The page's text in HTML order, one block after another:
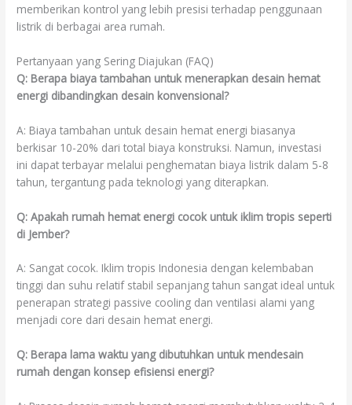
memberikan kontrol yang lebih presisi terhadap penggunaan
listrik di berbagai area rumah.
Pertanyaan yang Sering Diajukan (FAQ)
Q: Berapa biaya tambahan untuk menerapkan desain hemat
energi dibandingkan desain konvensional?
A: Biaya tambahan untuk desain hemat energi biasanya
berkisar 10-20% dari total biaya konstruksi. Namun, investasi
ini dapat terbayar melalui penghematan biaya listrik dalam 5-8
tahun, tergantung pada teknologi yang diterapkan.
Q: Apakah rumah hemat energi cocok untuk iklim tropis seperti
di Jember?
A: Sangat cocok. Iklim tropis Indonesia dengan kelembaban
tinggi dan suhu relatif stabil sepanjang tahun sangat ideal untuk
penerapan strategi passive cooling dan ventilasi alami yang
menjadi core dari desain hemat energi.
Q: Berapa lama waktu yang dibutuhkan untuk mendesain
rumah dengan konsep efisiensi energi?